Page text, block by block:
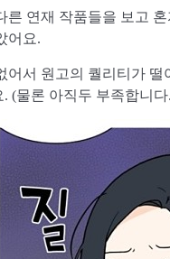
연재 작품들을 보고
어요.
어서 원고의 퀄리티가 떨
(물론 아직두 부족합니다